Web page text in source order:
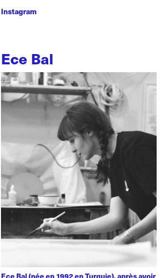
Instagram
Ece Bal
Ece Bal (née en 1992 en Turquie), après avoir